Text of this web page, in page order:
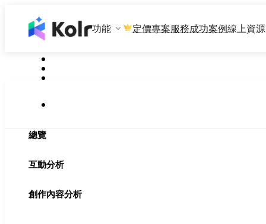
功能 定價專案服務成功案例線上資源
總覽
互動分析
創作內容分析